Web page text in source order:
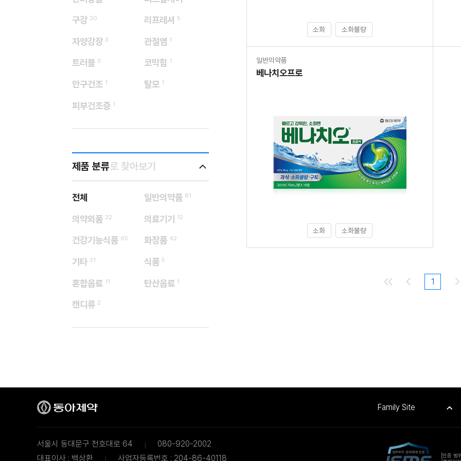
구강 30 리프레셔 5
자양강장 3 관절염 1
트러블 3 코막힘 1
안구건조 1 탈모 1
피부건조증 1
제품 분류로 찾아보기
전체 일반의약품 81
의약외품 32 의료기기 12
건강기능식품 65 화장품 42
기타 31 식품 5
혼합음료 11 탄산음료 1
캔디류 2
소화 소화불량
일반의약품
베나치오프로
소화 소화불량
1
Family Site
서울시 동대문구 천호대로 64
080-920-2002
대표이사 : 백상환
사업자등록번호 : 204-86-40118
[인증 범